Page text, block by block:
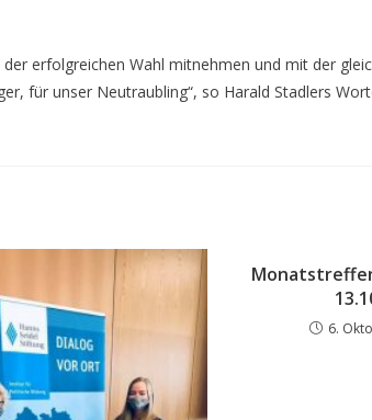
erfolgreichen Wahl mitnehmen und mit der
für unser Neutraubling“, so Harald Stadlers
6.